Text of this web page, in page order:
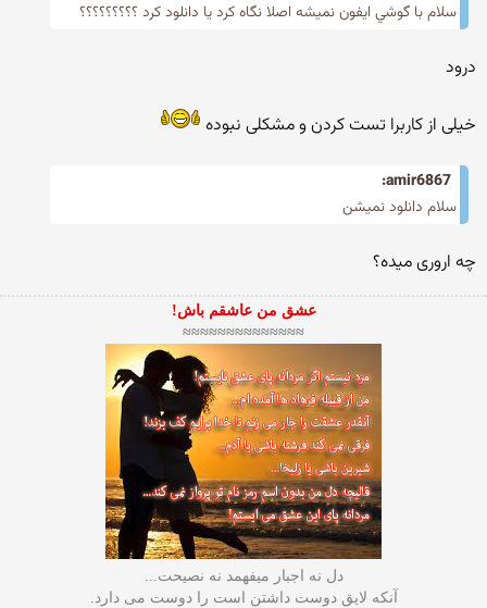
سلام با گوشي ايفون نميشه اصلا نگاه كرد يا دانلود كرد ؟؟؟؟؟؟؟؟؟
درود
خیلی از کاربرا تست کردن و مشکلی نبوده
amir6867:
سلام دانلود نمیشن
چه اروری میده؟
عشق من عاشقم باش!
≈≈≈≈≈≈≈≈≈≈≈≈≈≈
دل نه اجبار میفهمد نه نصیحت...
آنکه لایق دوست داشتن است را دوست می دارد.